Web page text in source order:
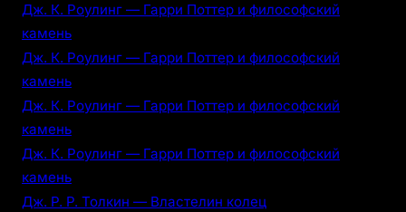
Дж. К. Роулинг — Гарри Поттер и философский
камень
Дж. К. Роулинг — Гарри Поттер и философский
камень
Дж. К. Роулинг — Гарри Поттер и философский
камень
Дж. К. Роулинг — Гарри Поттер и философский
камень
Дж. Р. Р. Толкин — Властелин колец